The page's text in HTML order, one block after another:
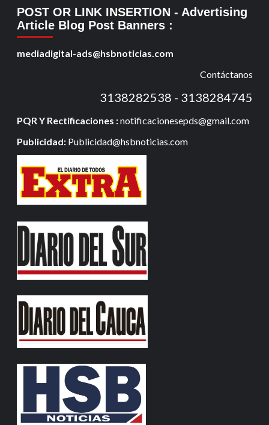
POST OR LINK INSERTION - Advertising
Article Blog Post Banners :
mediadigital-ads@hsbnoticias.com
Contáctanos
3138282538 - 3138284745
PQR Y Rectificaciones :notificacionesepds@gmail.com
Publicidad: Publicidad@hsbnoticias.com